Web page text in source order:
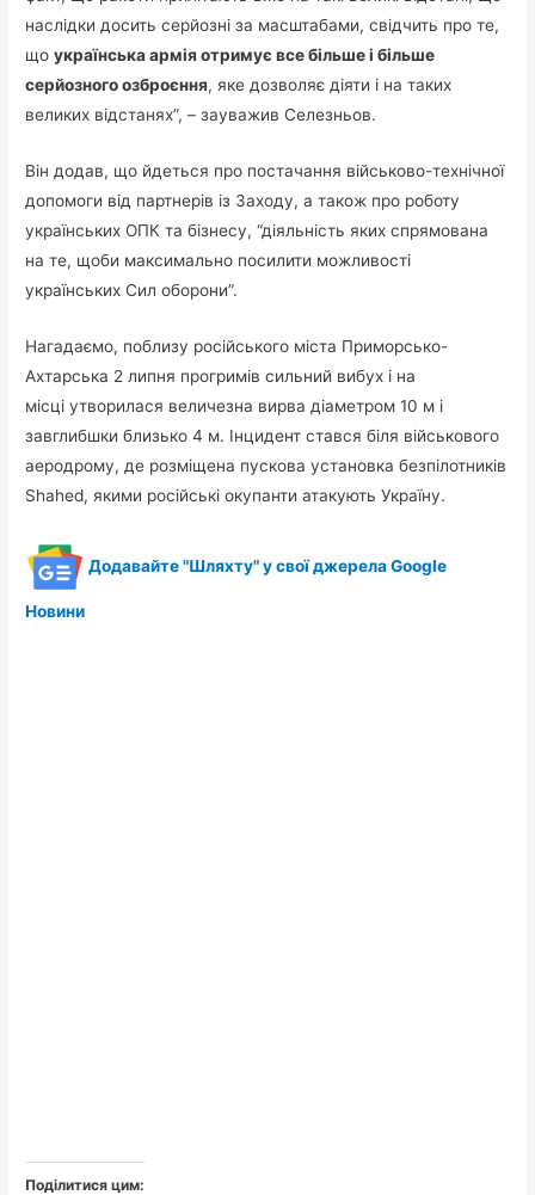
наслідки досить серйозні за масштабами, свідчить про те,
щоукраїнська армія отримує все більше і більше
серйозного озброєння, яке дозволяє діяти і на таких
великих відстанях”, – зауважив Селезньов.
Він додав, що йдеться про постачання військово-технічної
допомоги від партнерів із Заходу, а також про роботу
українських ОПК та бізнесу, “діяльність яких спрямована
на те, щоби максимально посилити можливості
українських Сил оборони”.
Нагадаємо, поблизу російського міста Приморсько-
Ахтарська 2 липня прогримів сильний вибух і на
місці утворилася величезна вирва діаметром 10 м і
завглибшки близько 4 м. Інцидент стався біля військового
аеродрому, де розміщена пускова установка безпілотників
Shahed, якими російські окупанти атакують Україну.
Додавайте "Шляхту" у свої джерела Google
Новини
Поділитися цим: